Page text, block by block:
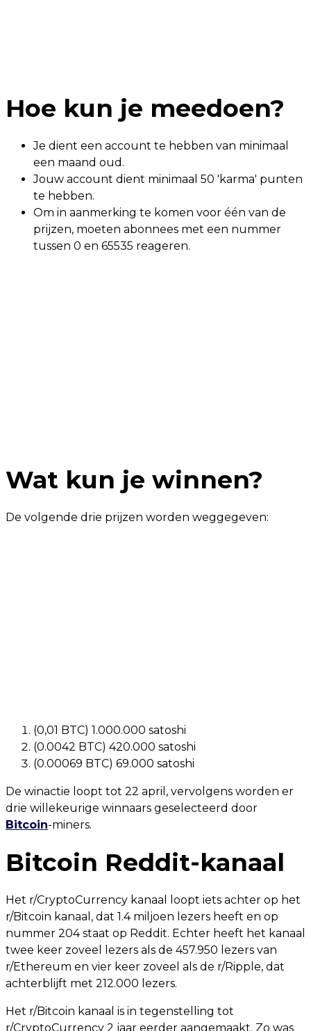
Hoe kun je meedoen?
Je dient een account te hebben van minimaal
een maand oud.
Jouw account dient minimaal 50 'karma' punten
te hebben.
Om in aanmerking te komen voor één van de
prijzen, moeten abonnees met een nummer
tussen 0 en 65535 reageren.
Wat kun je winnen?
De volgende drie prijzen worden weggegeven:
(0,01 BTC) 1.000.000 satoshi
(0.0042 BTC) 420.000 satoshi
(0.00069 BTC) 69.000 satoshi
De winactie loopt tot 22 april, vervolgens worden er
drie willekeurige winnaars geselecteerd door
Bitcoin-miners.
Bitcoin Reddit-kanaal
Het r/CryptoCurrency kanaal loopt iets achter op het
r/Bitcoin kanaal, dat 1.4 miljoen lezers heeft en op
nummer 204 staat op Reddit. Echter heeft het kanaal
twee keer zoveel lezers als de 457.950 lezers van
r/Ethereum en vier keer zoveel als de r/Ripple, dat
achterblijft met 212.000 lezers.
Het r/Bitcoin kanaal is in tegenstelling tot
r/CryptoCurrency 2 jaar eerder aangemaakt. Zo was